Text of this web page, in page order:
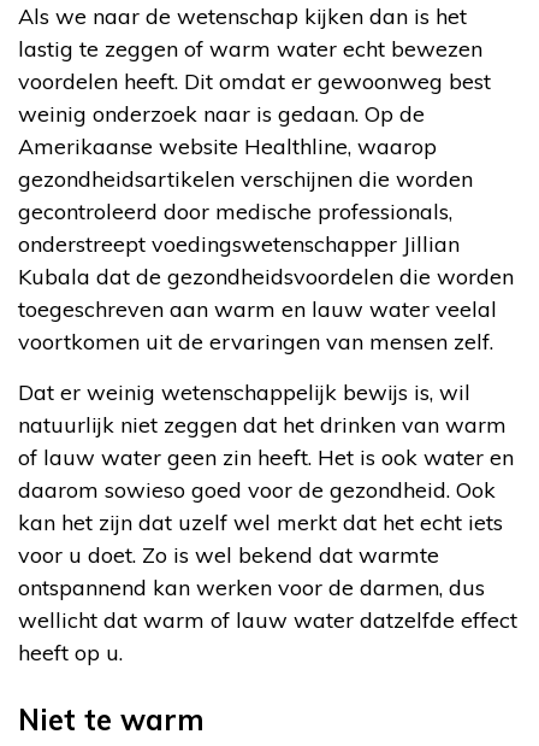
Als we naar de wetenschap kijken dan is het
lastig te zeggen of warm water echt bewezen
voordelen heeft. Dit omdat er gewoonweg best
weinig onderzoek naar is gedaan. Op de
Amerikaanse website Healthline, waarop
gezondheidsartikelen verschijnen die worden
gecontroleerd door medische professionals,
onderstreept voedingswetenschapper Jillian
Kubala dat de gezondheidsvoordelen die worden
toegeschreven aan warm en lauw water veelal
voortkomen uit de ervaringen van mensen zelf.
Dat er weinig wetenschappelijk bewijs is, wil
natuurlijk niet zeggen dat het drinken van warm
of lauw water geen zin heeft. Het is ook water en
daarom sowieso goed voor de gezondheid. Ook
kan het zijn dat uzelf wel merkt dat het echt iets
voor u doet. Zo is wel bekend dat warmte
ontspannend kan werken voor de darmen, dus
wellicht dat warm of lauw water datzelfde effect
heeft op u.
Niet te warm